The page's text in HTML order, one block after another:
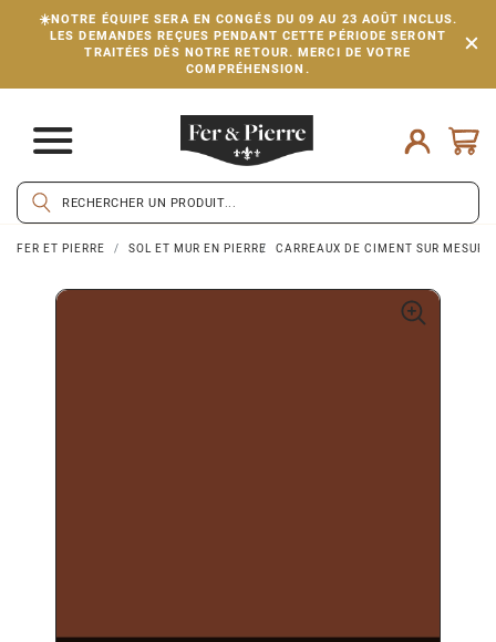
☀️NOTRE ÉQUIPE SERA EN CONGÉS DU 09 AU 23 AOÛT INCLUS.
LES DEMANDES REÇUES PENDANT CETTE PÉRIODE SERONT
TRAITÉES DÈS NOTRE RETOUR. MERCI DE VOTRE
COMPRÉHENSION.
FER ET PIERRE SOL ET MUR EN PIERRE CARREAUX DE CIMENT SUR MESURE